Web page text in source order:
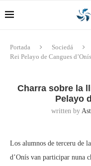
Portada Sociedá
Rei Pelayo de Cangues d’Onís
Charra sobre la
Pelayo
written by
Los alumnos de terceru de
d’Onís van participar nuna